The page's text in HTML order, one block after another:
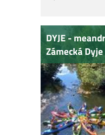
DYJE -
Zámecká Dyje